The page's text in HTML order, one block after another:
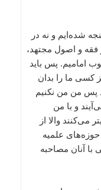
شده‌ایم و نه در
و اصول مجتهد،
امامیم. پس باید
كسی ما را بدان
پس من من نكنیم
و با من
می‌كنند والا از
حوزه‌های علمیه
با آنان مصاحبه